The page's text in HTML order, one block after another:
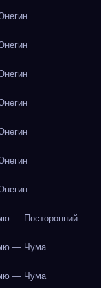
— Посторонний
— Чума
— Чума